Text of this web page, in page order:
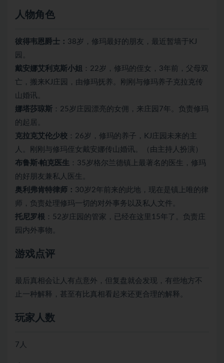
人物角色
彼得韦恩爵士： 38岁，修玛最好的朋友，最近暂墙于KJ
园。
戴安娜艾利克斯小姐
：22岁，修玛的侄女，3年前，父母双
亡，搬来KJ庄园，由修玛抚养。刚刚与修玛养子克拉克传
山婚讯。
娜塔莎琼斯 ：25岁庄园漂亮的女佣，来庄园7年。负责修玛
的起居。
克拉克艾伦少校 ：26岁，修玛的养子，KJ庄园未来的主
人。刚刚与修玛侄女戴安娜传山婚讯。（由主持人扮演）
布鲁斯·帕克医生 ：35岁格尔兰德镇上最著名的医生，修玛
的好朋友兼私人医生。
奥利弗肯特律师： 30岁2年前来的此地，现在是镇上唯的律
师，负责处理修玛一切的对外事务以及私人文件。
托尼罗根 ：52岁庄园的管家，已经在这里15年了。负责庄
园内外事物。
游戏点评
最后真相会让人有点意外，但复盘就会发现，有些地方不
止一种解释，甚至有比真相看起来还更合理的解释。
玩家人数
7人